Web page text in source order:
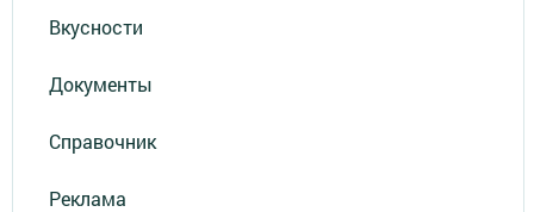
Вкусности
Документы
Справочник
Реклама